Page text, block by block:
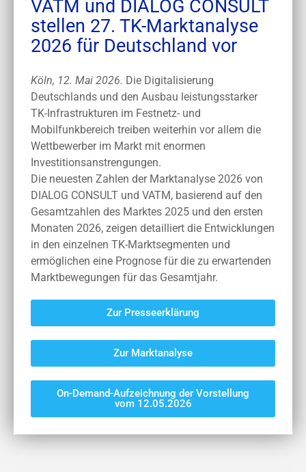
VATM und DIALOG CONSULT
stellen 27. TK-Marktanalyse
2026 für Deutschland vor
Köln, 12. Mai 2026. Die Digitalisierung
Deutschlands und den Ausbau leistungsstarker
TK-Infrastrukturen im Festnetz- und
Mobilfunkbereich treiben weiterhin vor allem die
Wettbewerber im Markt mit enormen
Investitionsanstrengungen.
Die neuesten Zahlen der Marktanalyse 2026 von
DIALOG CONSULT und VATM, basierend auf den
Gesamtzahlen des Marktes 2025 und den ersten
Monaten 2026, zeigen detailliert die Entwicklungen
in den einzelnen TK-Marktsegmenten und
ermöglichen eine Prognose für die zu erwartenden
Marktbewegungen für das Gesamtjahr.
Zur Presseerklärung
Zur Marktanalyse
On-Demand-Aufzeichnung der Vorstellung
vom 12.05.2026